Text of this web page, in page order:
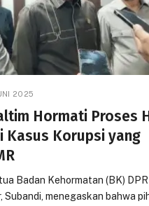
2025
Hormati Proses
Kasus Korupsi yang
Badan Kehormatan (BK)
Subandi, menegaskan bahwa